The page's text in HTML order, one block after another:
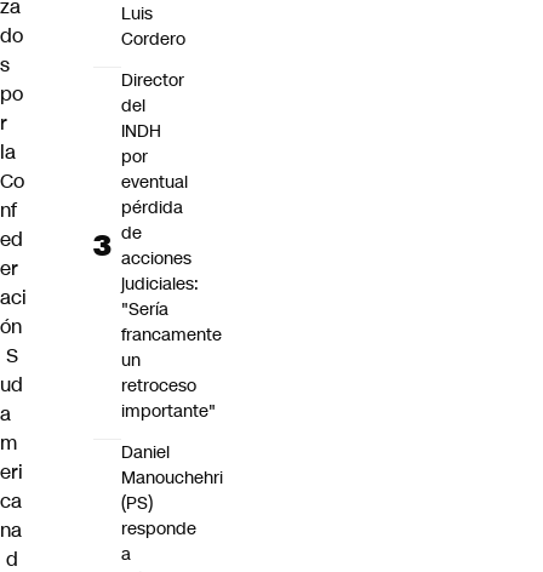
za
do
s
po
r
la
Co
nf
ed
er
aci
ón
S
ud
a
m
eri
ca
na
d
Luis
Cordero
Director
del
INDH
por
eventual
pérdida
de
acciones
judiciales:
"Sería
francamente
un
retroceso
importante"
Daniel
Manouchehri
(PS)
responde
a